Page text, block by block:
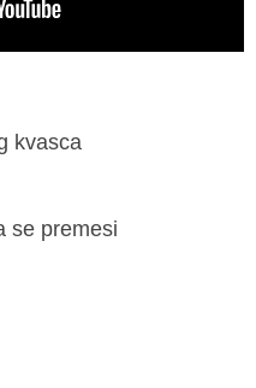
kvasca
se premesi